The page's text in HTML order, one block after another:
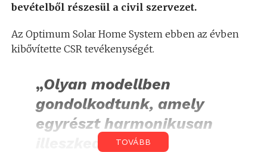
bevételből részesül a civil szervezet.
Az Optimum Solar Home System ebben az évben
kibővítette CSR tevékenységét.
„Olyan modellben
gondolkodtunk, amely
egyrészt harmonikusan
illeszkedik a cég
TOVÁBB